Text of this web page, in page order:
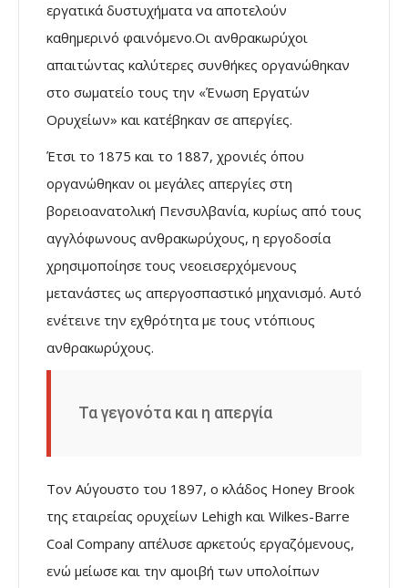
εργατικά δυστυχήματα να αποτελούν
καθημερινό φαινόμενο.Οι ανθρακωρύχοι
απαιτώντας καλύτερες συνθήκες οργανώθηκαν
στο σωματείο τους την «Ένωση Εργατών
Ορυχείων» και κατέβηκαν σε απεργίες.
Έτσι το 1875 και το 1887, χρονιές όπου
οργανώθηκαν οι μεγάλες απεργίες στη
βορειοανατολική Πενσυλβανία, κυρίως από τους
αγγλόφωνους ανθρακωρύχους, η εργοδοσία
χρησιμοποίησε τους νεοεισερχόμενους
μετανάστες ως απεργοσπαστικό μηχανισμό. Αυτό
ενέτεινε την εχθρότητα με τους ντόπιους
ανθρακωρύχους.
Τα γεγονότα και η απεργία
Τον Αύγουστο του 1897, ο κλάδος Honey Brook
της εταιρείας ορυχείων Lehigh και Wilkes-Barre
Coal Company απέλυσε αρκετούς εργαζόμενους,
ενώ μείωσε και την αμοιβή των υπολοίπων